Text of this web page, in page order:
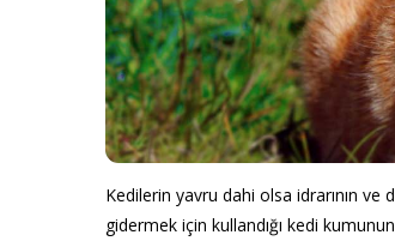
Kedilerin yavru dahi olsa idrarının ve
gidermek için kullandığı kedi